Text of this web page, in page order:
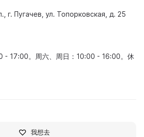
г. Пугачев, ул. Топорковская, д. 25
- 17:00。周六、周日：10:00 - 16:00。休
我想去